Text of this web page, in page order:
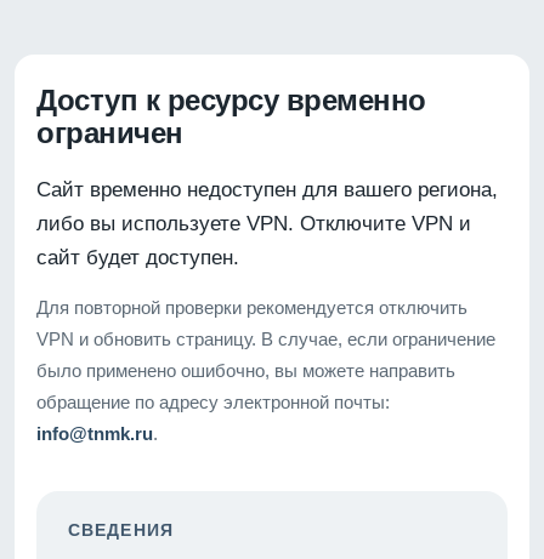
Доступ к ресурсу временно
ограничен
Сайт временно недоступен для вашего региона,
либо вы используете VPN. Отключите VPN и
сайт будет доступен.
Для повторной проверки рекомендуется отключить
VPN и обновить страницу. В случае, если ограничение
было применено ошибочно, вы можете направить
обращение по адресу электронной почты:
info@tnmk.ru.
СВЕДЕНИЯ